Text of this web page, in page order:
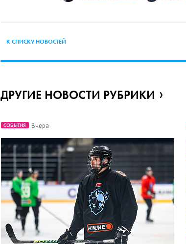
К СПИСКУ НОВОСТЕЙ
ДРУГИЕ НОВОСТИ РУБРИКИ
СОБЫТИЯ Вчера